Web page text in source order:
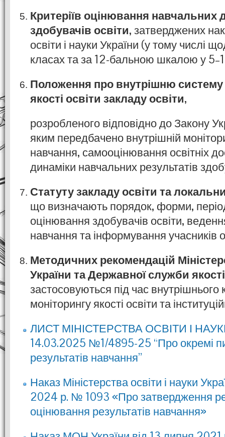
Критеріїв оцінювання навчальних
здобувачів освіти, затверджених
освіти і науки України (у тому числі
класах та за 12-бальною шкалою у
Положення про внутрішню систему
якості освіти закладу освіти,
розробленого відповідно до Закону
яким передбачено внутрішній
навчання, самооцінювання освітніх
динаміки навчальних результатів
Статуту закладу освіти та
що визначають порядок, форми,
оцінювання здобувачів освіти,
навчання та інформування учасників
Методичних рекомендацій
України та Державної служби
застосовуються під час
моніторингу якості освіти та
ЛИСТ МІНІСТЕРСТВА ОСВІТИ І
14.03.2025 №1/4895-25 “Про окремі
результатів навчання”
Наказ Міністерства освіти і науки
2024 р. № 1093 «Про затвердження
оцінювання результатів навчання»